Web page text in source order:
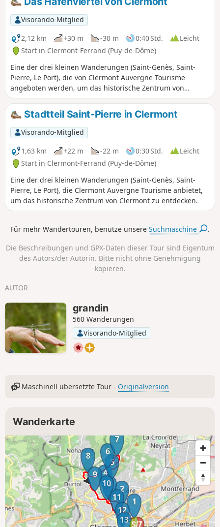
Visorando-Mitglied
2,12 km
+30 m -30 m 0:40 Std.
Leicht
Start in Clermont-Ferrand (Puy-de-Dôme)
Eine der drei kleinen Wanderungen (Saint-Genès, Saint-
Pierre, Le Port), die von Clermont Auvergne Tourisme
angeboten werden, um das historische Zentrum von
Clermont zu entdecken.
Stadtteil Saint-Pierre in Clermont
Visorando-Mitglied
1,63 km
+22 m -22 m 0:30 Std.
Leicht
Start in Clermont-Ferrand (Puy-de-Dôme)
Eine der drei kleinen Wanderungen (Saint-Genès, Saint-
Pierre, Le Port), die Clermont Auvergne Tourisme anbietet,
um das historische Zentrum von Clermont zu entdecken.
Für mehr Wandertouren, benutze unsereSuchmaschine .
Die Beschreibungen und GPX-Daten dieser Tour sind Eigentum
des Autors/der Autorin. Bitte nicht ohne Genehmigung
kopieren.
AUTOR
grandin
560 Wanderungen
Visorando-Mitglied
Maschinell übersetzte Tour - Originalversion
Wanderkarte
1
2
3
4
5
6
7
8
9
10
11
12
13